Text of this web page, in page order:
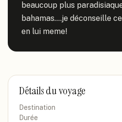
beaucoup plus
bahamas....je déconseille
en lui meme!
Détails du voyage
Destination
Durée